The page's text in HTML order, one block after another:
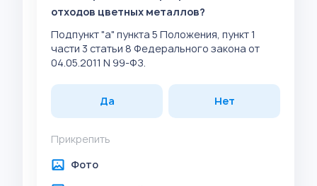
отходов цветных металлов?
Подпункт "а" пункта 5 Положения, пункт 1
части 3 статьи 8 Федерального закона от
04.05.2011 N 99-ФЗ.
Да Нет
Прикрепить
Фото